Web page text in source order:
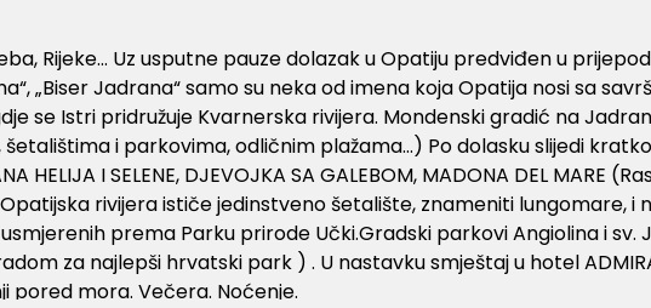
Rijeke… Uz usputne pauze dolazak u Opatiju predviđen u
„Biser Jadrana“ samo su neka od imena koja Opatija nosi sa
se Istri pridružuje Kvarnerska rivijera. Mondenski gradić na
i parkovima, odličnim plažama…) Po dolasku slijedi kratko
HELIJA I SELENE, DJEVOJKA SA GALEBOM, MADONA DEL
rivijera ističe jedinstveno šetalište, znameniti lungomare, i
prema Parku prirode Učki.Gradski parkovi Angiolina i
za najlepši hrvatski park ) . U nastavku smještaj u hotel
pored mora. Večera. Noćenje.